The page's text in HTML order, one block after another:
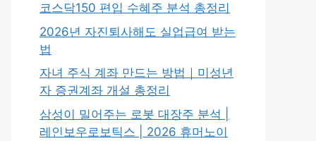
코스닥150 편입 수혜주 분석 총정리
2026년 자진퇴사해도 실업급여 받는
법
자녀 주식 계좌 만드는 방법｜미성년
자 증권계좌 개설 총정리
삼성이 밀어주는 로봇 대장주 분석 |
레인보우로보틱스 | 2026 휴머노이